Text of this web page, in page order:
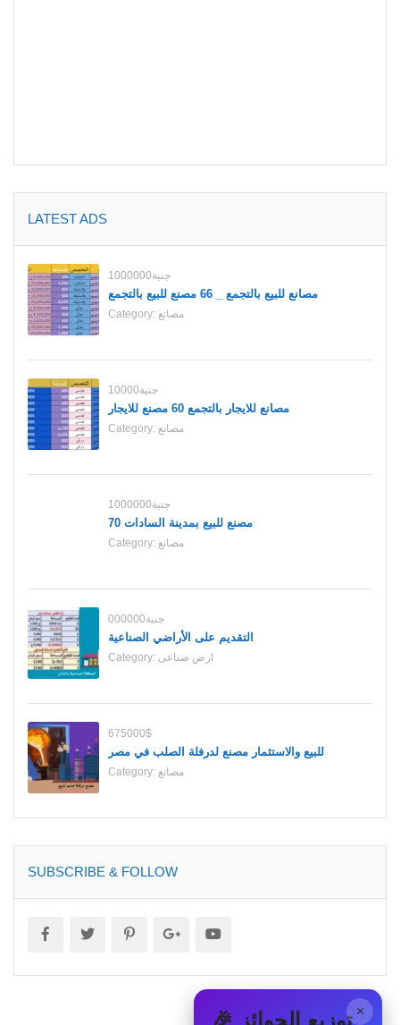
LATEST ADS
1000000جنية
مصانع للبيع بالتجمع _ 66 مصنع للبيع بالتجمع
Category: مصانع
10000جنية
مصانع للايجار بالتجمع 60 مصنع للايجار
Category: مصانع
1000000جنية
70 مصنع للبيع بمدينة السادات
Category: مصانع
000000جنية
التقديم على الأراضي الصناعية
Category: ارض صناعى
675000$
للبيع والاستثمار مصنع لدرفلة الصلب في مصر
Category: مصانع
SUBSCRIBE & FOLLOW
× 🎉 توزيع الجوائز